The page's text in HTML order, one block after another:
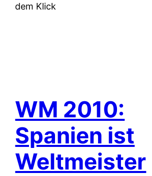
dem Klick
WM 2010:
Spanien ist
Weltmeister